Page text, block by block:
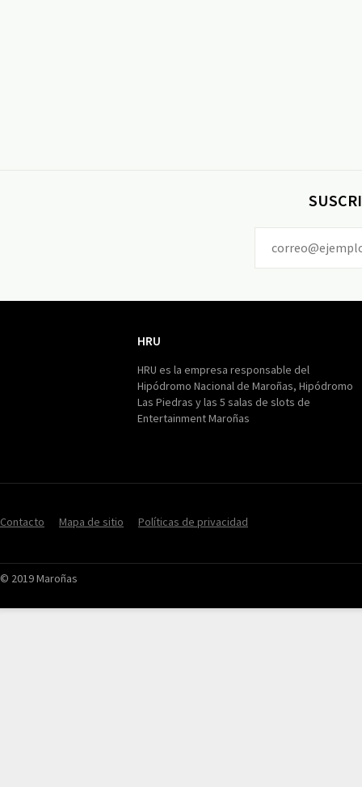
HRU
HRU es la empresa responsable del
Hipódromo Nacional de Maroñas, Hipódromo
Las Piedras y las 5 salas de slots de
Entertainment Maroñas
Contacto Mapa de sitio Políticas de privacidad
© 2019 Maroñas